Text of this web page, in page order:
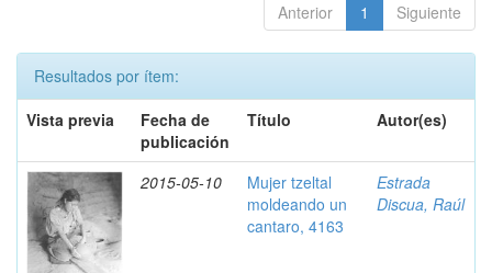
Anterior 1 Siguiente
Resultados por ítem:
Vista previa
Fecha de
publicación
Título Autor(es)
2015-05-10
Mujer tzeltal
moldeando un
cantaro, 4163
Estrada
Discua, Raúl